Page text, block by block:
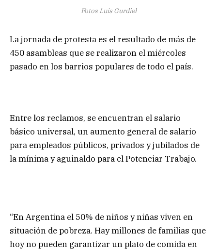
Fotos Luis Gurdiel
La jornada de protesta es el resultado de más de
450 asambleas que se realizaron el miércoles
pasado en los barrios populares de todo el país.
Entre los reclamos, se encuentran el salario
básico universal, un aumento general de salario
para empleados públicos, privados y jubilados de
la mínima y aguinaldo para el Potenciar Trabajo.
“En Argentina el 50% de niños y niñas viven en
situación de pobreza. Hay millones de familias que
hoy no pueden garantizar un plato de comida en